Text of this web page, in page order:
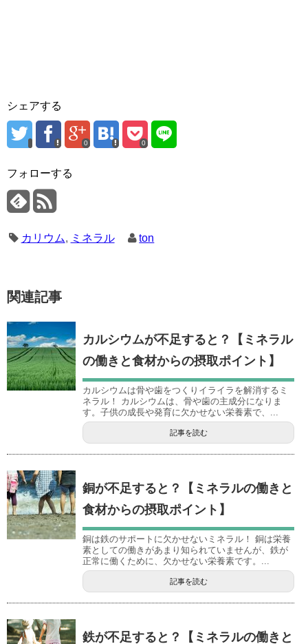
シェアする
0 0
フォローする
カリウム, ミネラル ton
関連記事
カルシウムが不足すると？【ミネラル
の働きと食材からの摂取ポイント】
カルシウムは骨や歯をつくりイライラを解消するミ
ネラル！ カルシウムは、骨や歯の主成分になりま
す。子供の成長や発育に欠かせない栄養素で、...
記事を読む
銅が不足すると？【ミネラルの働きと
食材からの摂取ポイント】
銅は鉄のサポートに欠かせないミネラル！ 銅は栄養
素としての働きがあまり知られていませんが、鉄が
正常に働くために、欠かせない栄養素です。...
記事を読む
鉄が不足すると？【ミネラルの働きと